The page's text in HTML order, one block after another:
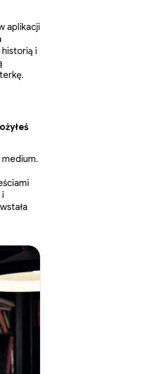
aplikacji
i
medium.